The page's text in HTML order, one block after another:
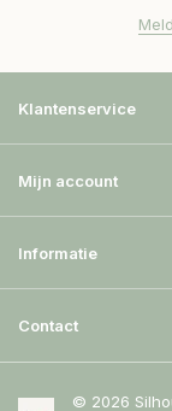
Klantenservice
Mijn account
Informatie
Contact
© 2026